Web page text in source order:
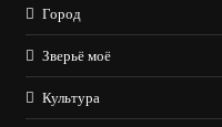
Город
Зверьё моё
Культура